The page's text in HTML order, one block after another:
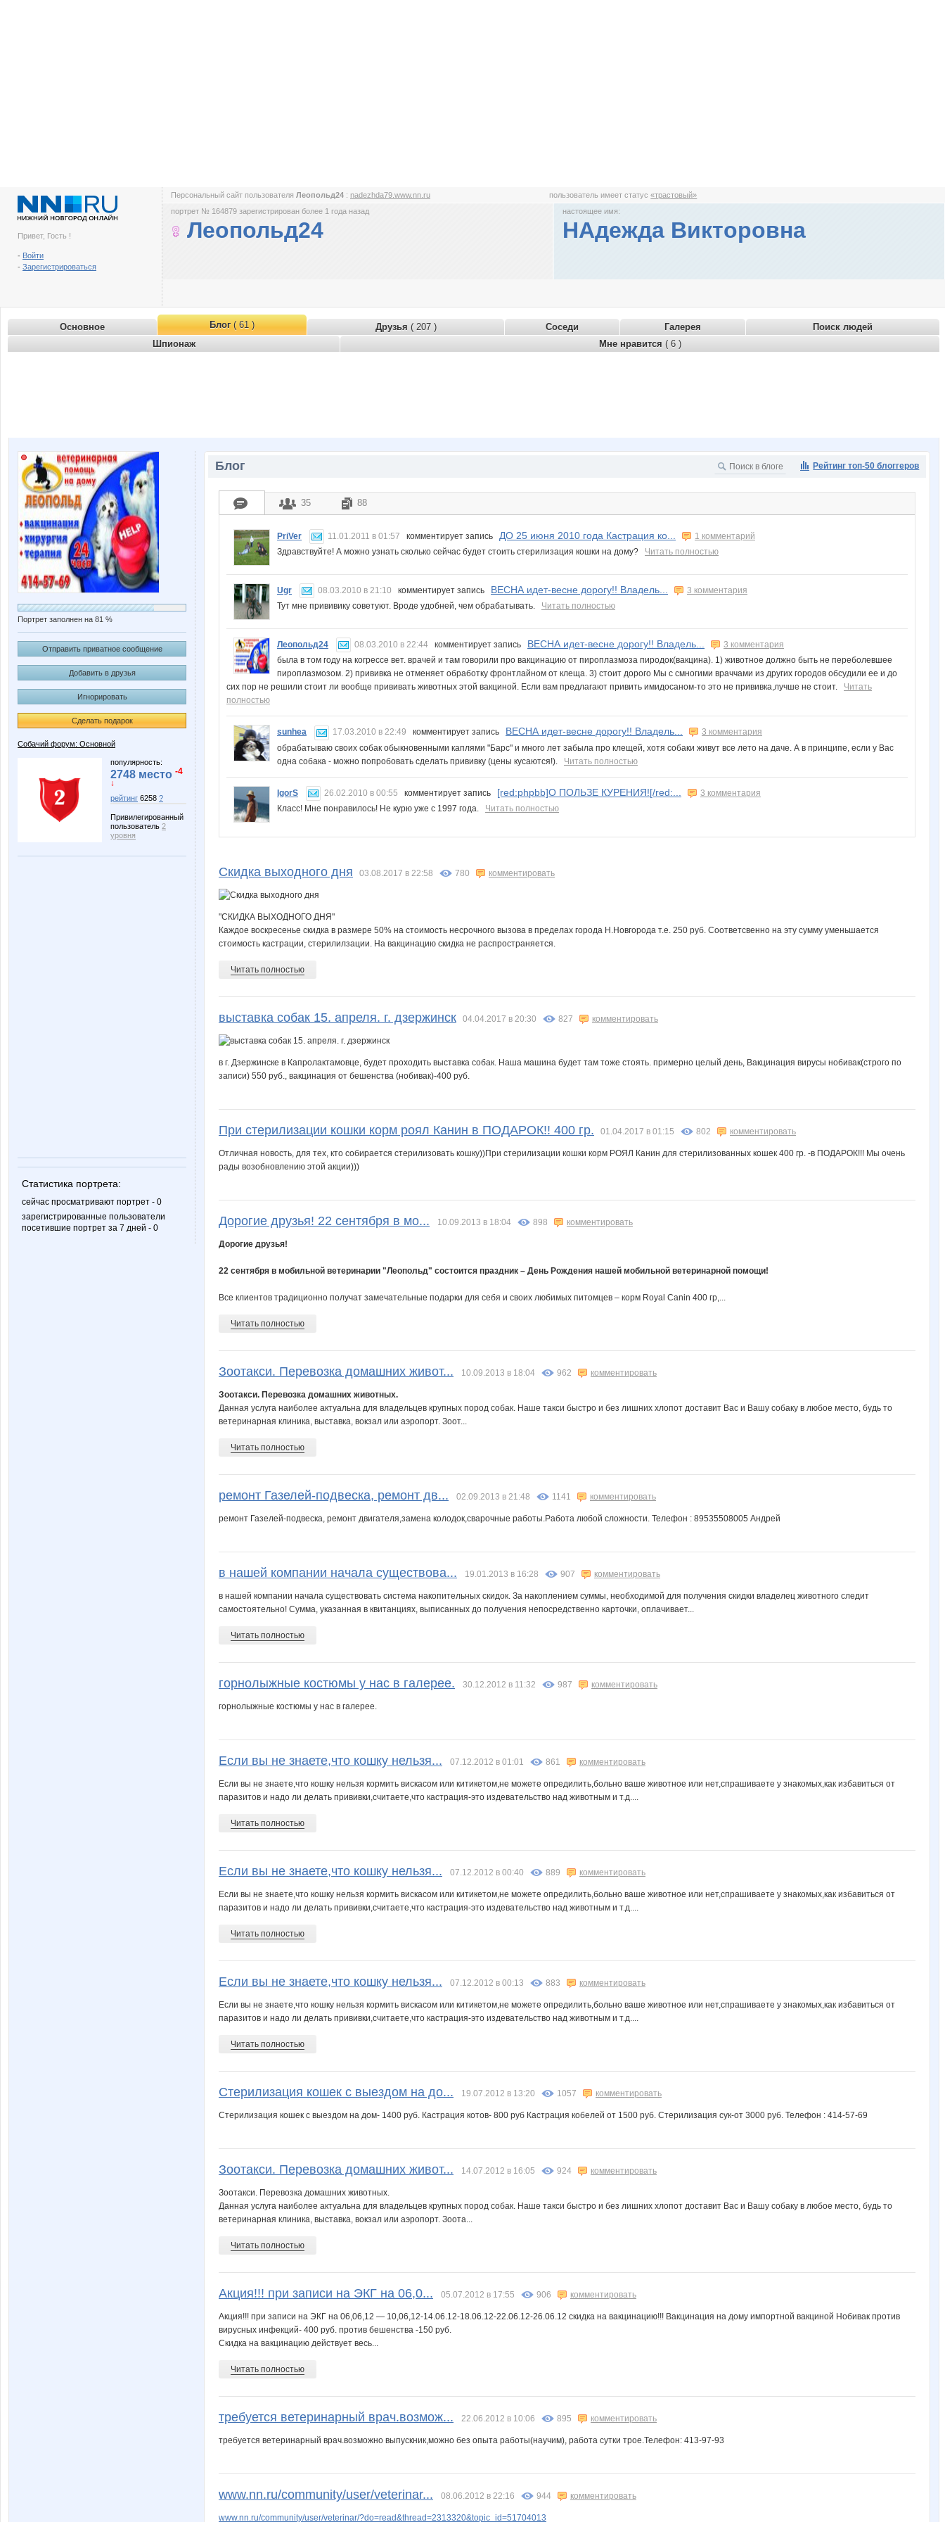
Привет, Гость !
- Войти
- Зарегистрироваться
Персональный сайт пользователя Леопольд24 : nadezhda79.www.nn.ru пользователь имеет статус«трастовый»
портрет № 164879 зарегистрирован более 1 года назад
Леопольд24
настоящее имя:
НАдежда Викторовна
Основное Блог( 61 ) Друзья ( 207 ) Соседи Галерея
Поиск людей
Шпионаж
Мне нравится ( 6 )
Портрет заполнен на 81 %
Отправить приватное сообщение
Добавить в друзья
Игнорировать
Сделать подарок
Собачий форум: Основной
популярность:
2748 место -4
↓
рейтинг 6258 ?
Привилегированный
пользователь 2
уровня
Статистика портрета:
сейчас просматривают портрет - 0
зарегистрированные пользователи
посетившие портрет за 7 дней - 0
Рейтинг топ-50 блоггеров
Блог
35 88
PriVer 11.01.2011 в 01:57 комментирует запись ДО 25 июня 2010 года Кастрация ко...
1 комментарий
Здравствуйте! А можно узнать сколько сейчас будет стоить стерилизация кошки на дому? Читать полностью
Ugr 08.03.2010 в 21:10 комментирует запись ВЕСНА идет-весне дорогу!! Владель...
3 комментария
Тут мне прививику советуют. Вроде удобней, чем обрабатывать. Читать полностью
Леопольд24 08.03.2010 в 22:44 комментирует запись ВЕСНА идет-весне дорогу!! Владель...
3 комментария
была в том году на когрессе вет. врачей и там говорили про вакцинацию от пироплазмоза пиродок(вакцина). 1) животное должно быть не переболевшее
пироплазмозом. 2) прививка не отменяет обработку фронтлайном от клеща. 3) стоит дорого Мы с смногими враччами из других городов обсудили ее и до
сих пор не решили стоит ли вообще прививать животных этой вакциной. Если вам предлагают привить имидосаном-то это не прививка,лучше не стоит. Читать
полностью
sunhea 17.03.2010 в 22:49 комментирует запись ВЕСНА идет-весне дорогу!! Владель...
3 комментария
обрабатываю своих собак обыкновенными каплями "Барс" и много лет забыла про клещей, хотя собаки живут все лето на даче. А в принципе, если у Вас
одна собака - можно попробовать сделать прививку (цены кусаются!). Читать полностью
IgorS 26.02.2010 в 00:55 комментирует запись [red:phpbb]О ПОЛЬЗЕ КУРЕНИЯ![/red:...
3 комментария
Класс! Мне понравилось! Не курю уже с 1997 года. Читать полностью
Скидка выходного дня 03.08.2017 в 22:58 780 комментировать
"СКИДКА ВЫХОДНОГО ДНЯ"
Каждое воскресенье скидка в размере 50% на стоимость несрочного вызова в пределах города Н.Новгорода т.е. 250 руб. Соответсвенно на эту сумму уменьшается
стоимость кастрации, стерилилзации. На вакцинацию скидка не распространяется.
Читать полностью
выставка собак 15. апреля. г. дзержинск 04.04.2017 в 20:30 827 комментировать
в г. Дзержинске в Капролактамовце, будет проходить выставка собак. Наша машина будет там тоже стоять. примерно целый день, Вакцинация вирусы нобивак(строго по
записи) 550 руб., вакцинация от бешенства (нобивак)-400 руб.
При стерилизации кошки корм роял Канин в ПОДАРОК!! 400 гр. 01.04.2017 в 01:15 802 комментировать
Отличная новость, для тех, кто собирается стерилизовать кошку))При стерилизации кошки корм РОЯЛ Канин для стерилизованных кошек 400 гр. -в ПОДАРОК!!! Мы очень
рады возобновлению этой акции)))
Дорогие друзья! 22 сентября в мо... 10.09.2013 в 18:04 898 комментировать
Дорогие друзья!
22 сентября в мобильной ветеринарии "Леопольд" состоится праздник – День Рождения нашей мобильной ветеринарной помощи!
Все клиентов традиционно получат замечательные подарки для себя и своих любимых питомцев – корм Royal Canin 400 гр,...
Читать полностью
Зоотакси. Перевозка домашних живот... 10.09.2013 в 18:04 962 комментировать
Зоотакси. Перевозка домашних животных.
Данная услуга наиболее актуальна для владельцев крупных пород собак. Наше такси быстро и без лишних хлопот доставит Вас и Вашу собаку в любое место, будь то
ветеринарная клиника, выставка, вокзал или аэропорт. Зоот...
Читать полностью
ремонт Газелей-подвеска, ремонт дв... 02.09.2013 в 21:48 1141 комментировать
ремонт Газелей-подвеска, ремонт двигателя,замена колодок,сварочные работы.Работа любой сложности. Телефон : 89535508005 Андрей
в нашей компании начала существова... 19.01.2013 в 16:28 907 комментировать
в нашей компании начала существовать система накопительных скидок. За накоплением суммы, необходимой для получения скидки владелец животного следит
самостоятельно! Сумма, указанная в квитанциях, выписанных до получения непосредственно карточки, оплачивает...
Читать полностью
горнолыжные костюмы у нас в галерее. 30.12.2012 в 11:32 987 комментировать
горнолыжные костюмы у нас в галерее.
Если вы не знаете,что кошку нельзя... 07.12.2012 в 01:01 861 комментировать
Если вы не знаете,что кошку нельзя кормить вискасом или китикетом,не можете опредилить,больно ваше животное или нет,спрашиваете у знакомых,как избавиться от
паразитов и надо ли делать прививки,считаете,что кастрация-это издевательство над животным и т.д....
Читать полностью
Если вы не знаете,что кошку нельзя... 07.12.2012 в 00:40 889 комментировать
Если вы не знаете,что кошку нельзя кормить вискасом или китикетом,не можете опредилить,больно ваше животное или нет,спрашиваете у знакомых,как избавиться от
паразитов и надо ли делать прививки,считаете,что кастрация-это издевательство над животным и т.д....
Читать полностью
Если вы не знаете,что кошку нельзя... 07.12.2012 в 00:13 883 комментировать
Если вы не знаете,что кошку нельзя кормить вискасом или китикетом,не можете опредилить,больно ваше животное или нет,спрашиваете у знакомых,как избавиться от
паразитов и надо ли делать прививки,считаете,что кастрация-это издевательство над животным и т.д....
Читать полностью
Стерилизация кошек с выездом на до... 19.07.2012 в 13:20 1057 комментировать
Стерилизация кошек с выездом на дом- 1400 руб. Кастрация котов- 800 руб Кастрация кобелей от 1500 руб. Стерилизация сук-от 3000 руб. Телефон : 414-57-69
Зоотакси. Перевозка домашних живот... 14.07.2012 в 16:05 924 комментировать
Зоотакси. Перевозка домашних животных.
Данная услуга наиболее актуальна для владельцев крупных пород собак. Наше такси быстро и без лишних хлопот доставит Вас и Вашу собаку в любое место, будь то
ветеринарная клиника, выставка, вокзал или аэропорт. Зоота...
Читать полностью
Акция!!! при записи на ЭКГ на 06,0... 05.07.2012 в 17:55 906 комментировать
Акция!!! при записи на ЭКГ на 06,06,12 — 10,06,12-14.06.12-18.06.12-22.06.12-26.06.12 скидка на вакцинацию!!! Вакцинация на дому импортной вакциной Нобивак против
вирусных инфекций- 400 руб. против бешенства -150 руб.
Скидка на вакцинацию действует весь...
Читать полностью
требуется ветеринарный врач.возмож... 22.06.2012 в 10:06 895 комментировать
требуется ветеринарный врач.возможно выпускник,можно без опыта работы(научим), работа сутки трое.Телефон: 413-97-93
www.nn.ru/community/user/veterinar... 08.06.2012 в 22:16 944 комментировать
www.nn.ru/community/user/veterinar/?do=read&thread=2313320&topic_id=51704013